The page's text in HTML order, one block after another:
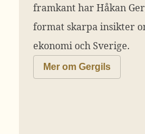
framkant har Håkan
format skarpa insikter
ekonomi och Sverige.
Mer om Gergils